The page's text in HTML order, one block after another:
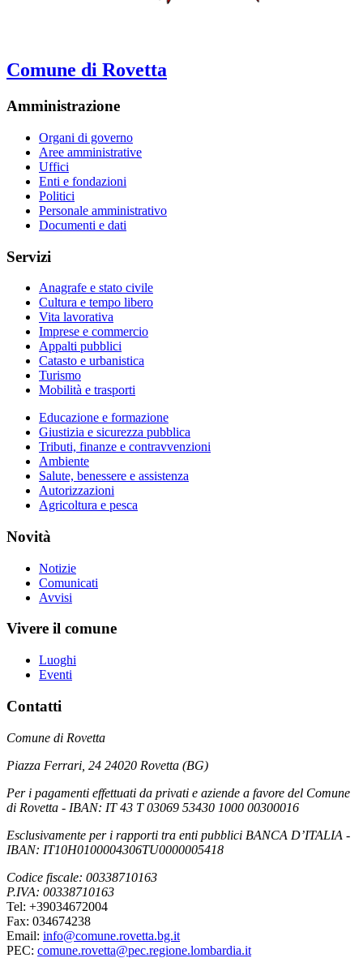
Comune di Rovetta
Amministrazione
Organi di governo
Aree amministrative
Uffici
Enti e fondazioni
Politici
Personale amministrativo
Documenti e dati
Servizi
Anagrafe e stato civile
Cultura e tempo libero
Vita lavorativa
Imprese e commercio
Appalti pubblici
Catasto e urbanistica
Turismo
Mobilità e trasporti
Educazione e formazione
Giustizia e sicurezza pubblica
Tributi, finanze e contravvenzioni
Ambiente
Salute, benessere e assistenza
Autorizzazioni
Agricoltura e pesca
Novità
Notizie
Comunicati
Avvisi
Vivere il comune
Luoghi
Eventi
Contatti
Comune di Rovetta
Piazza Ferrari, 24 24020 Rovetta (BG)
Per i pagamenti effettuati da privati e aziende a favore del Comune
di Rovetta - IBAN: IT 43 T 03069 53430 1000 00300016
Esclusivamente per i rapporti tra enti pubblici BANCA D’ITALIA -
IBAN: IT10H0100004306TU0000005418
Codice fiscale: 00338710163
P.IVA: 00338710163
Tel: +39034672004
Fax: 034674238
Email: info@comune.rovetta.bg.it
PEC: comune.rovetta@pec.regione.lombardia.it